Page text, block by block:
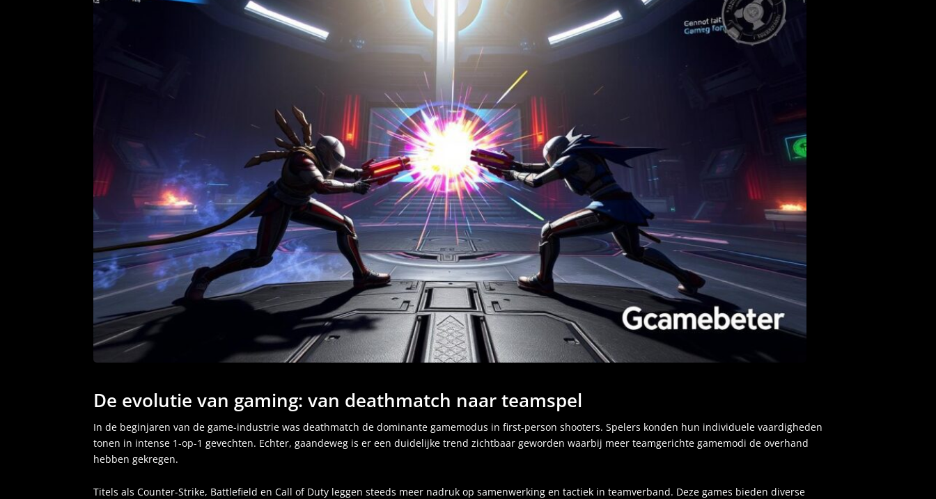
De evolutie van gaming: van deathmatch naar teamspel
In de beginjaren van de game-industrie was deathmatch de dominante gamemodus in first-person shooters. Spelers konden hun individuele vaardigheden
tonen in intense 1-op-1 gevechten. Echter, gaandeweg is er een duidelijke trend zichtbaar geworden waarbij meer teamgerichte gamemodi de overhand
hebben gekregen.
Titels als Counter-Strike, Battlefield en Call of Duty leggen steeds meer nadruk op samenwerking en tactiek in teamverband. Deze games bieden diverse